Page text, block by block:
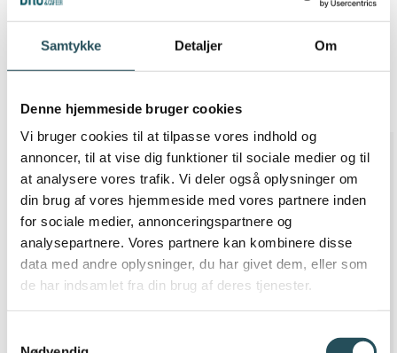
Samtykke Detaljer Om
Denne hjemmeside bruger cookies
Vi bruger cookies til at tilpasse vores indhold og
annoncer, til at vise dig funktioner til sociale medier og til
at analysere vores trafik. Vi deler også oplysninger om
din brug af vores hjemmeside med vores partnere inden
for sociale medier, annonceringspartnere og
analysepartnere. Vores partnere kan kombinere disse
data med andre oplysninger, du har givet dem, eller som
de har indsamlet fra din brug af deres tjenester.
T. 33 25 10 11
M. 71 92 17 47